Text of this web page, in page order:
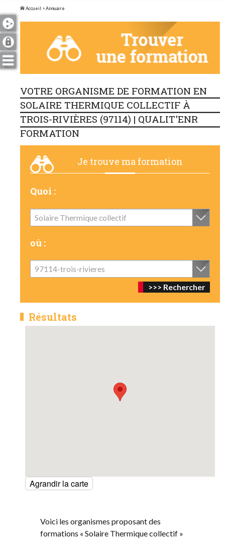
Accueil > Annuaire
VOTRE ORGANISME DE FORMATION EN
SOLAIRE THERMIQUE COLLECTIF À
TROIS-RIVIÈRES (97114) | QUALIT'ENR
FORMATION
Je trouve ma formation
Quoi :
Solaire Thermique collectif
où :
97114-trois-rivieres
Résultats
Agrandir la carte
Voici les organismes proposant des
formations « Solaire Thermique collectif »